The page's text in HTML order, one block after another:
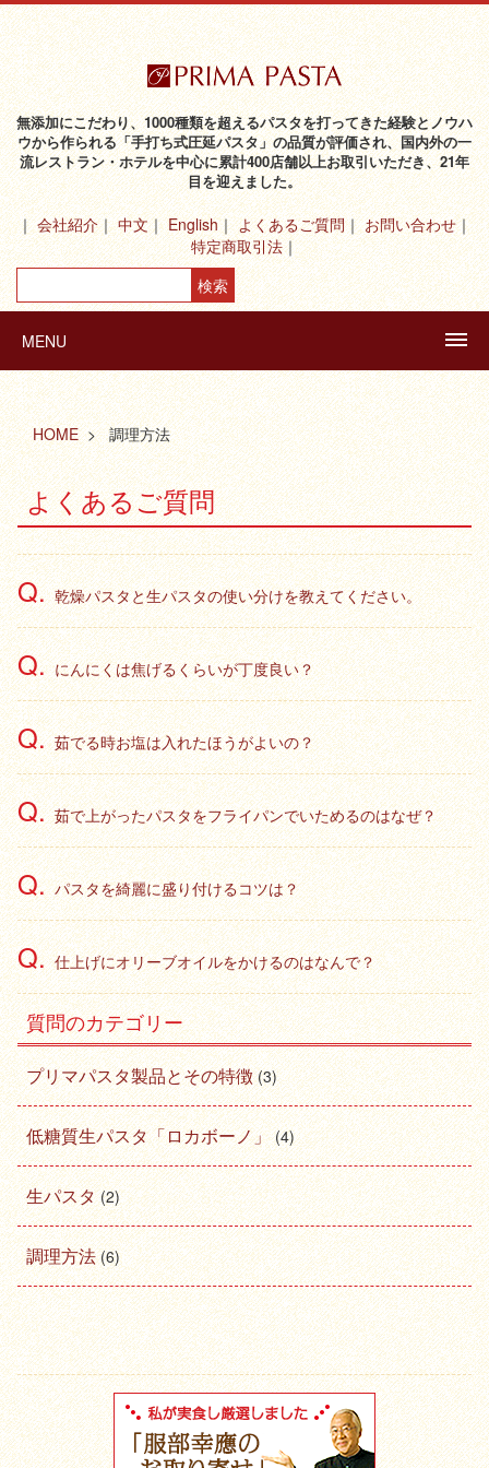
無添加にこだわり、1000種類を超えるパスタを打ってきた経験とノウハ
ウから作られる「手打ち式圧延パスタ」の品質が評価され、国内外の一
流レストラン・ホテルを中心に累計400店舗以上お取引いただき、21年
目を迎えました。
会社紹介 中文 English よくあるご質問
お問い合わせ
特定商取引法
MENU
HOME 調理方法
よくあるご質問
乾燥パスタと生パスタの使い分けを教えてください。
にんにくは焦げるくらいが丁度良い？
茹でる時お塩は入れたほうがよいの？
茹で上がったパスタをフライパンでいためるのはなぜ？
パスタを綺麗に盛り付けるコツは？
仕上げにオリーブオイルをかけるのはなんで？
質問のカテゴリー
プリマパスタ製品とその特徴(3)
低糖質生パスタ「ロカボーノ」(4)
生パスタ(2)
調理方法(6)